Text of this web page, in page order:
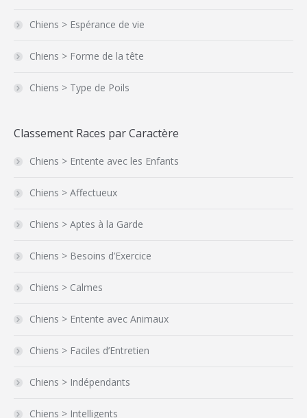
Chiens > Espérance de vie
Chiens > Forme de la tête
Chiens > Type de Poils
Classement Races par Caractère
Chiens > Entente avec les Enfants
Chiens > Affectueux
Chiens > Aptes à la Garde
Chiens > Besoins d’Exercice
Chiens > Calmes
Chiens > Entente avec Animaux
Chiens > Faciles d’Entretien
Chiens > Indépendants
Chiens > Intelligents